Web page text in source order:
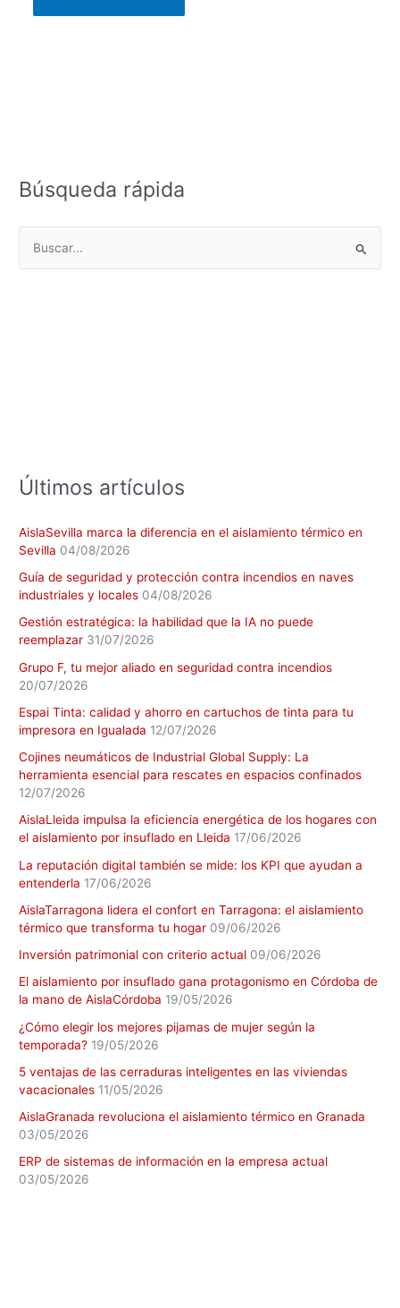
Búsqueda rápida
Últimos artículos
AislaSevilla marca la diferencia en el aislamiento térmico en
Sevilla 04/08/2026
Guía de seguridad y protección contra incendios en naves
industriales y locales 04/08/2026
Gestión estratégica: la habilidad que la IA no puede
reemplazar 31/07/2026
Grupo F, tu mejor aliado en seguridad contra incendios
20/07/2026
Espai Tinta: calidad y ahorro en cartuchos de tinta para tu
impresora en Igualada 12/07/2026
Cojines neumáticos de Industrial Global Supply: La
herramienta esencial para rescates en espacios confinados
12/07/2026
AislaLleida impulsa la eficiencia energética de los hogares con
el aislamiento por insuflado en Lleida 17/06/2026
La reputación digital también se mide: los KPI que ayudan a
entenderla 17/06/2026
AislaTarragona lidera el confort en Tarragona: el aislamiento
térmico que transforma tu hogar 09/06/2026
Inversión patrimonial con criterio actual 09/06/2026
El aislamiento por insuflado gana protagonismo en Córdoba de
la mano de AislaCórdoba 19/05/2026
¿Cómo elegir los mejores pijamas de mujer según la
temporada? 19/05/2026
5 ventajas de las cerraduras inteligentes en las viviendas
vacacionales 11/05/2026
AislaGranada revoluciona el aislamiento térmico en Granada
03/05/2026
ERP de sistemas de información en la empresa actual
03/05/2026